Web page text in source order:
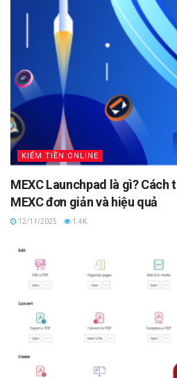
KIẾM TIỀN ONLINE
MEXC Launchpad là gì? Cách
MEXC đơn giản và hiệu quả
12/11/2025 1.4K